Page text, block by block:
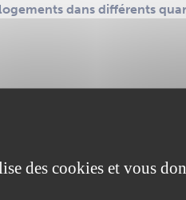
dans différents
logement ?
des cookies et vous